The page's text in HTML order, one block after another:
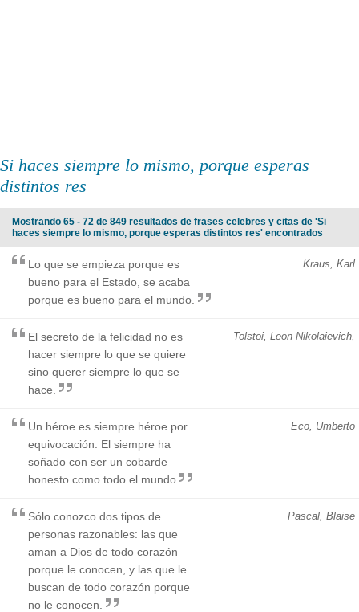
Si haces siempre lo mismo, porque esperas
distintos res
Mostrando 65 - 72 de 849 resultados de frases celebres y citas de 'Si
haces siempre lo mismo, porque esperas distintos res' encontrados
Kraus, Karl
Lo que se empieza porque es
bueno para el Estado, se acaba
porque es bueno para el mundo.
Tolstoi, Leon Nikolaievich,
El secreto de la felicidad no es
hacer siempre lo que se quiere
sino querer siempre lo que se
hace.
Eco, Umberto
Un héroe es siempre héroe por
equivocación. El siempre ha
soñado con ser un cobarde
honesto como todo el mundo
Pascal, Blaise
Sólo conozco dos tipos de
personas razonables: las que
aman a Dios de todo corazón
porque le conocen, y las que le
buscan de todo corazón porque
no le conocen.